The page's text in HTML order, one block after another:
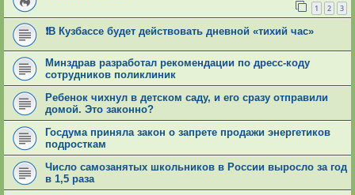
1 2 3
❗В Кузбассе будет действовать дневной «тихий час»
Минздрав разработал рекомендации по дресс-коду
сотрудников поликлиник
Ребенок чихнул в детском саду, и его сразу отправили
домой. Это законно?
Госдума приняла закон о запрете продажи энергетиков
подросткам
Число самозанятых школьников в России выросло за год
в 1,5 раза